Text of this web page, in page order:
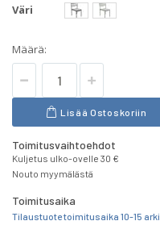
Väri
Määrä:
Lisää Ostoskoriin
Toimitusvaihtoehdot
Kuljetus ulko-ovelle 30 €
Nouto myymälästä
Toimitusaika
Tilaustuote toimitusaika 10-15